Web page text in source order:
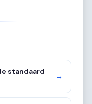
standaard
→